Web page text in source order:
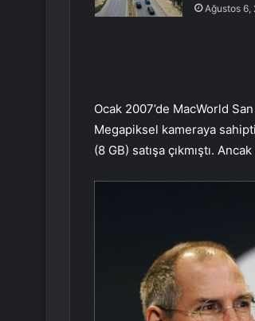
Ağustos 6,
Ocak 2007’de MacWorld
Megapiksel kameraya
(8 GB) satışa çıkmıştı.